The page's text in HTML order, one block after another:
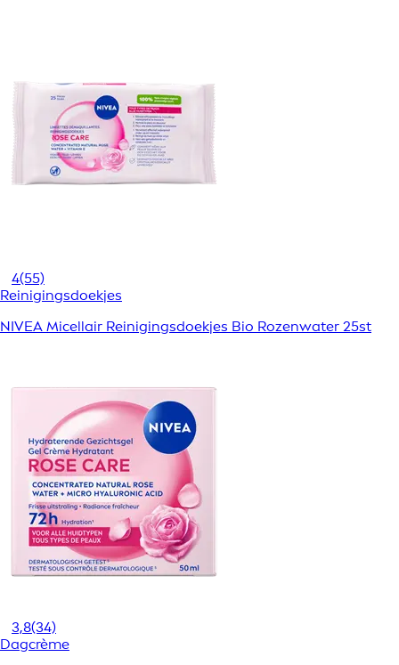
4(55)
Reinigingsdoekjes
NIVEA Micellair Reinigingsdoekjes Bio Rozenwater 25st
3,8(34)
Dagcrème